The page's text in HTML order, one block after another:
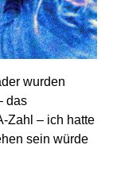
wurden
das
Zahl – ich hatte
sein würde